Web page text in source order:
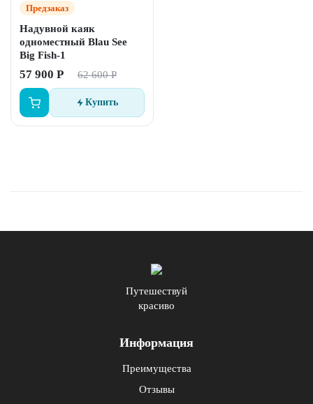
Предзаказ
Надувной каяк
одноместный Blau See
Big Fish-1
57 900 Р 62 600 Р
Купить
Путешествуй
красиво
Информация
Преимущества
Отзывы